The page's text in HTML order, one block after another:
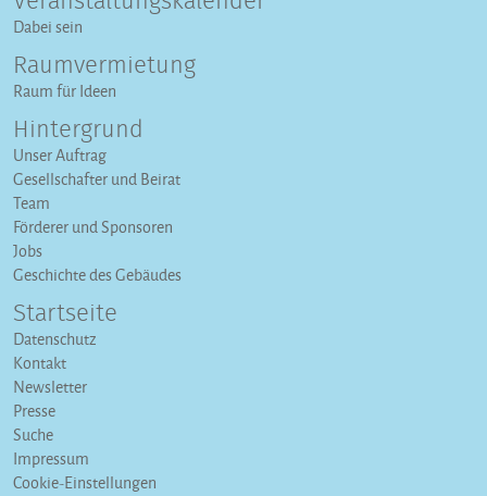
Dabei sein
Raumvermietung
Raum für Ideen
Hintergrund
Unser Auftrag
Gesellschafter und Beirat
Team
Förderer und Sponsoren
Jobs
Geschichte des Gebäudes
Startseite
Datenschutz
Kontakt
Newsletter
Presse
Suche
Impressum
Cookie-Einstellungen